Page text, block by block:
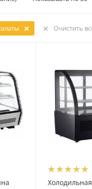
Очистить